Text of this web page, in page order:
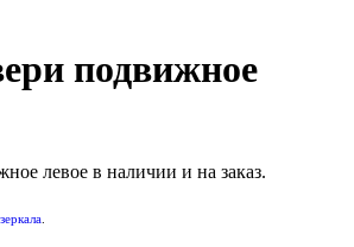
подвижное
левое в наличии и на заказ.